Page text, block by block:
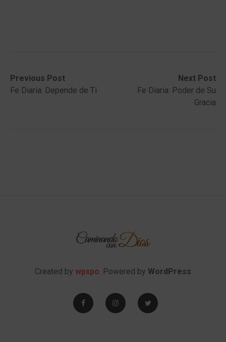
Post
navigation
Previous Post
Previous
post:Fe Diaria: Depende de Ti
Next Post
Next
post:
Fe Diaria: Poder de Su
Gracia
Created by wpxpo. Powered by WordPress